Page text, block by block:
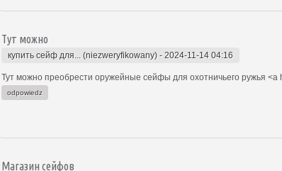
Тут можно
купить сейф для... (niezweryfikowany) - 2024-11-14 04:16
Тут можно преобрести оружейные сейфы для охотничьего ружья <a
odpowiedz
Магазин сейфов